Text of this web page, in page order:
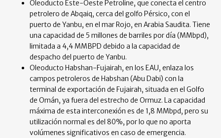
Oleoducto Este-Oeste Petroline, que conecta el centro
petrolero de Abqaiq, cerca del golfo Pérsico, con el
puerto de Yanbu, en el mar Rojo, en Arabia Saudita. Tiene
una capacidad de 5 millones de barriles por día (MMbpd),
limitada a 4,4 MMBPD debido a la capacidad de
despacho del puerto de Yanbu.
Oleoducto Habshan-Fujairah, en los EAU, enlaza los
campos petroleros de Habshan (Abu Dabi) con la
terminal de exportación de Fujairah, situada en el Golfo
de Omán, ya fuera del estrecho de Ormuz. La capacidad
máxima de esta interconexión es de 1,8 MMbpd, pero su
utilización normal es del 80%, por lo que no aporta
volúmenes significativos en caso de emergencia.